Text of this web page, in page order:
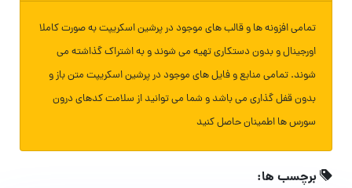
تمامی افزونه ها و قالب های موجود در پرشین اسکریپت به صورت کاملا
اورجینال و بدون دستکاری تهیه می شوند و به اشتراک گذاشته می
شوند. تمامی منابع و فایل های موجود در پرشین اسکریپت متن باز و
بدون قفل گذاری می باشد و شما می توانید از سلامت کدهای درون
سورس ها اطمینان حاصل کنید
برچسب ها: